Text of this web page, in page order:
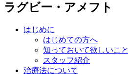
ラグビー・アメフト
はじめに
はじめての方へ
知っておいて欲しいこと
スタッフ紹介
治療法について